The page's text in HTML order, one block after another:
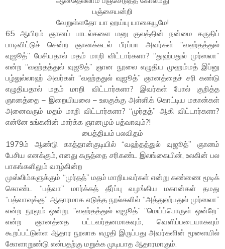
பஞ்சையன்றி
வேறுள்ளதோ யா ஹய்யு யாகையூமே!
65 ஆயிரம் ஞானப் பாடல்களை மனு குலத்தின் நன்மை கருதிப்
பாடிவிட்டுச் சென்ற ஞானக்கடல் பீரப்பா அவர்கள் “வஹ்தத்துல்
வுஜூத்” பேசியதால் மதம் மாறி விட்டார்களா? “துஹ்பதுல் முர்ஸலா”
என்ற “வஹ்தத்துல் வுஜூத்” ஞான நூலை எழுதிய முஹம்மத் இப்னு
பழ்லுல்லாஹ் அவர்கள் “வஹ்ததுல் வுஜூத்” ஞானத்தைச் சரி கண்டு
எழுதியதால் மதம் மாறி விட்டார்களா? இவர்கள் போல் குறித்த
ஞானத்தை – இறையியலை – உலகுக்கு அள்ளிக் கொட்டிய மகான்கள்
அனைவரும் மதம் மாறி விட்டார்களா? “முர்தத்” ஆகி விட்டார்களா?
என்னே உங்களின் மார்க்க ஞானமும் பத்வாவும்?!
பைத்தியம் பலவிதம்
1979ம் ஆண்டு காத்தான்குடியில் “வஹ்தத்துல் வுஜூத்” ஞானம்
பேசிய எனக்கும், எனது கருத்தை சரிகண்ட இலங்கையின், உலகின் பல
பாகங்களிலும் வாழ்கின்ற
முஸ்லிம்களுக்கும் “முர்தத்” மதம் மாறியவர்கள் என்று கண்ணை மூடிக்
கொண்ட “பத்வா” மார்க்கத் தீர்ப்பு வழங்கிய மகான்கள் தமது
“பத்வாவுக்கு” ஆதாரமாக எடுத்த நூல்களில் “அத்துஹ்பதுல் முர்ஸலா”
என்ற நூலும் ஒன்று. “வஹ்தத்துல் வுஜூத்” “மெய்ப்பொருள் ஒன்றே”
என்ற ஞானத்தை பட்டவர்தனமாகவும், வெளிப்படையாகவும்
கூறப்பட்டுள்ள ஆதார நூலாக எழுதி இருப்பது அவர்களின் மூளையில்
கோளாறுண்டு என்பதற்கு மறுக்க முடியாத ஆதாரமாகும்.